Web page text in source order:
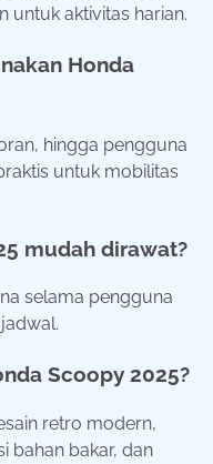
untuk aktivitas harian.
Honda
hingga pengguna
untuk mobilitas
mudah dirawat?
selama pengguna
Scoopy 2025?
retro modern,
bahan bakar, dan